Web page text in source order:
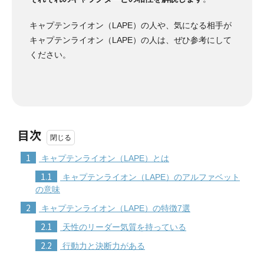
キャプテンライオン（LAPE）の人や、気になる相手が
キャプテンライオン（LAPE）の人は、ぜひ参考にして
ください。
目次
1 キャプテンライオン（LAPE）とは
1.1
キャプテンライオン（LAPE）のアルファベット
の意味
2 キャプテンライオン（LAPE）の特徴7選
2.1 天性のリーダー気質を持っている
2.2 行動力と決断力がある